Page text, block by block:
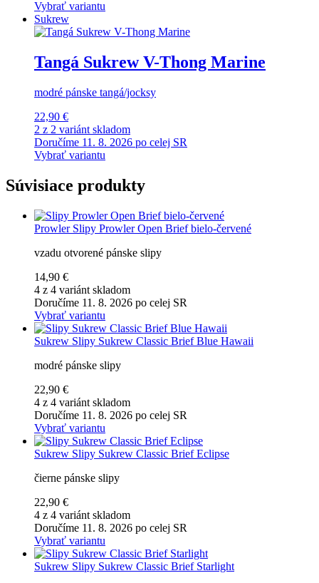
Vybrať variantu
Sukrew
Tangá Sukrew V-Thong Marine
modré pánske tangá/jocksy
22,90 €
2 z 2 variánt skladom
Doručíme 11. 8. 2026 po celej SR
Vybrať variantu
Súvisiace produkty
Prowler Slipy Prowler Open Brief bielo-červené
vzadu otvorené pánske slipy
14,90 €
4 z 4 variánt skladom
Doručíme 11. 8. 2026 po celej SR
Vybrať variantu
Sukrew Slipy Sukrew Classic Brief Blue Hawaii
modré pánske slipy
22,90 €
4 z 4 variánt skladom
Doručíme 11. 8. 2026 po celej SR
Vybrať variantu
Sukrew Slipy Sukrew Classic Brief Eclipse
čierne pánske slipy
22,90 €
4 z 4 variánt skladom
Doručíme 11. 8. 2026 po celej SR
Vybrať variantu
Sukrew Slipy Sukrew Classic Brief Starlight